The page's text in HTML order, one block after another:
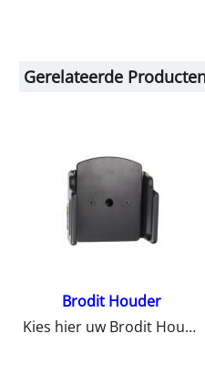
Gerelateerde
Brodit Houder
Kies hier uw Brodit Houder